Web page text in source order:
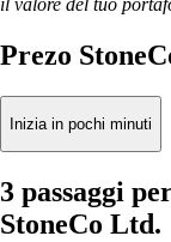
Prezo
Inizia in pochi minuti
3 passaggi
StoneCo Ltd.